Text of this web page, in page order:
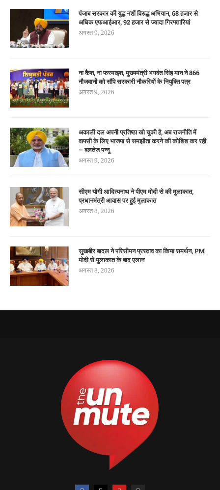
पंजाब सरकार की युद्ध नशों विरुद्ध अभियान, 68 हजार से
अधिक एफआईआर, 92 हजार से ज्यादा गिरफ्तारियां
अगस्त 9, 2026
ना कैश, ना फरमाइश, मुख्यमंत्री भगवंत सिंह मान ने 866
नौजवानों को सौंपे सरकारी नौकरियों के नियुक्ति पत्र
अगस्त 9, 2026
अकाली दल अपनी प्रतिष्ठा खो चुकी है, अब राजनीति में
वापसी के लिए भाजपा से समझौता करने की कोशिश कर रही
– बलतेज पन्नू
अगस्त 9, 2026
सीएम योगी आदित्यनाथ ने पीएम मोदी से की मुलाकात,
प्रधानमंत्री आवास पर हुई मुलाकात
अगस्त 8, 2026
सुखबीर बादल ने परिसीमन प्रस्ताव का किया समर्थन, PM
मोदी से मुलाकात के बाद एलान
अगस्त 8, 2026